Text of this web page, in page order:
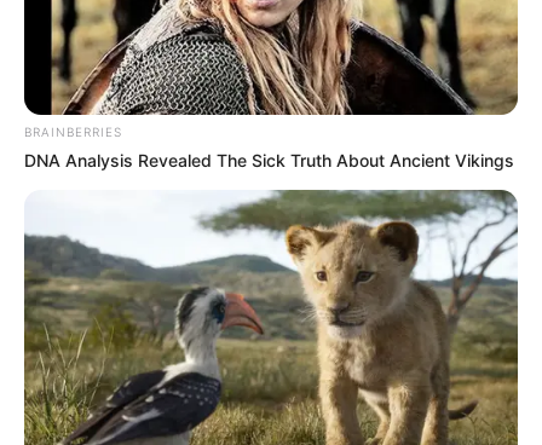
Η πιο τρομακτική στιγμή
σε δρόμους της Χαλκίδας
15.02.2026, 23:25
κλοπή της χρονιάς
14.02.2026, 08:32
Έπαθε σοκ στη Χαλκίδα
με αυτό που έκανε
γυναίκα έξω από το
μαγαζί του
27.01.2026, 19:58
BRAINBERRIES
DNA Analysis Revealed The Sick Truth About Ancient Vikings